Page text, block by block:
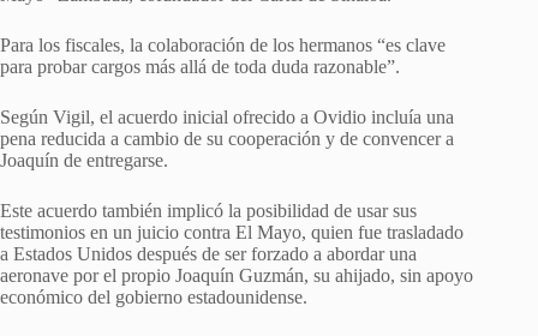
Para los fiscales, la colaboración de los hermanos “es clave
para probar cargos más allá de toda duda razonable”.
Según Vigil, el acuerdo inicial ofrecido a Ovidio incluía una
pena reducida a cambio de su cooperación y de convencer a
Joaquín de entregarse.
Este acuerdo también implicó la posibilidad de usar sus
testimonios en un juicio contra El Mayo, quien fue trasladado
a Estados Unidos después de ser forzado a abordar una
aeronave por el propio Joaquín Guzmán, su ahijado, sin apoyo
económico del gobierno estadounidense.